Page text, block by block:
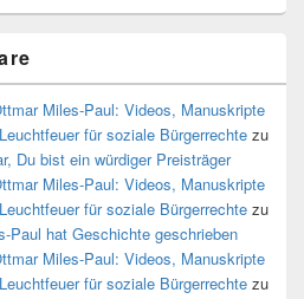
Miles-Paul: Videos, Manuskripte
für soziale Bürgerrechte zu
Du bist ein würdiger Preisträger
Miles-Paul: Videos, Manuskripte
für soziale Bürgerrechte zu
Paul hat Geschichte geschrieben
Miles-Paul: Videos, Manuskripte
für soziale Bürgerrechte zu